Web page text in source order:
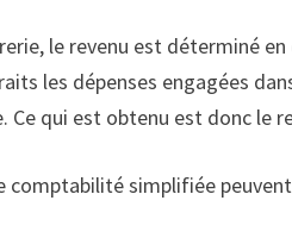
le revenu est déterminé
les dépenses engagées
Ce qui est obtenu est donc le
comptabilité simplifiée